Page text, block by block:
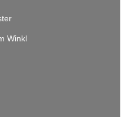
Winkl